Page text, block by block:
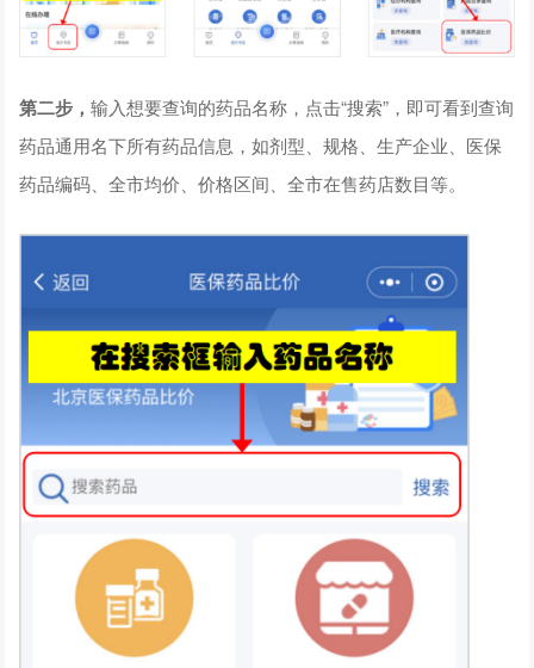
第二步，输入想要查询的药品名称，点击“搜索”，即可看到查询
药品通用名下所有药品信息，如剂型、规格、生产企业、医保
药品编码、全市均价、价格区间、全市在售药店数目等。